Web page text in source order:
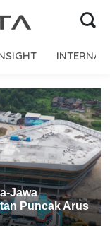
Jawa
Puncak Arus